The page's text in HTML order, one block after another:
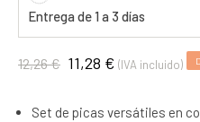
Entrega de 1 a 3 días
12,26 € 11,28 € (IVA incluido)
Set de picas versátiles en